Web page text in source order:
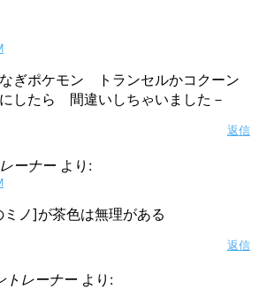
ぎポケモン トランセルかコクーン
したら 間違いしちゃいました－
返信
ーナー より:
ノ]が茶色は無理がある
返信
トレーナー より: